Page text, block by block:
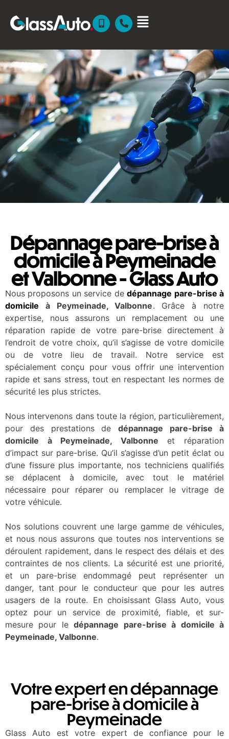
Dépannage pare-brise à
domicile à Peymeinade
et Valbonne - Glass Auto
Nous proposons un service dedépannage pare-brise à
domicile à Peymeinade, Valbonne. Grâce à notre
expertise, nous assurons un remplacement ou une
réparation rapide de votre pare-brise directement à
l’endroit de votre choix, qu’il s’agisse de votre domicile
ou de votre lieu de travail. Notre service est
spécialement conçu pour vous offrir une intervention
rapide et sans stress, tout en respectant les normes de
sécurité les plus strictes.
Nous intervenons dans toute la région, particulièrement,
pour des prestations dedépannage pare-brise à
domicile à Peymeinade, Valbonne et réparation
d’impact sur pare-brise. Qu’il s’agisse d’un petit éclat ou
d’une fissure plus importante, nos techniciens qualifiés
se déplacent à domicile, avec tout le matériel
nécessaire pour réparer ou remplacer le vitrage de
votre véhicule.
Nos solutions couvrent une large gamme de véhicules,
et nous nous assurons que toutes nos interventions se
déroulent rapidement, dans le respect des délais et des
contraintes de nos clients. La sécurité est une priorité,
et un pare-brise endommagé peut représenter un
danger, tant pour le conducteur que pour les autres
usagers de la route. En choisissant Glass Auto, vous
optez pour un service de proximité, fiable, et sur-
mesure pour ledépannage pare-brise à domicile à
Peymeinade, Valbonne.
Votre expert en dépannage
pare-brise à domicile à
Peymeinade
Glass Auto est votre expert de confiance pour le